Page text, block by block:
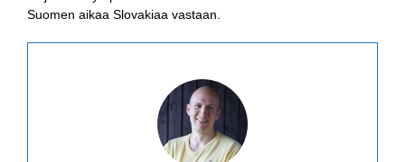
Suomen aikaa Slovakiaa vastaan.